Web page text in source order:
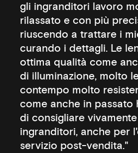
gli ingranditori lavoro
rilassato e con più
riuscendo a trattare i
curando i dettagli. Le
ottima qualità come
di illuminazione, molto
contempo molto
come anche in passato
di consigliare
ingranditori, anche per
servizio post-vendita."